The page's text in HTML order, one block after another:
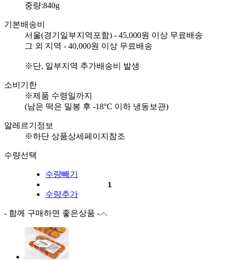
중량:840g
기본배송비
서울(경기일부지역포함) - 45,000원 이상 무료배송
그 외 지역 - 40,000원 이상 무료배송
※단, 일부지역 추가배송비 발생
소비기한
※제품 수령일까지
(남은 떡은 밀봉 후 -18°C 이하 냉동보관)
알레르기정보
※하단 상품상세페이지참조
수량선택
수량빼기
수량추가
- 함께 구매하면 좋은상품 -